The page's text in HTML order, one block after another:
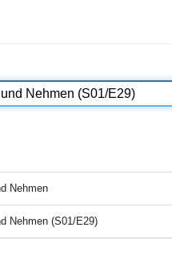
Nehmen
Nehmen (S01/E29)